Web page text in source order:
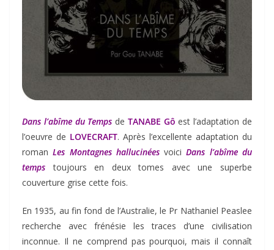
Dans l’abîme du Temps de TANABE Gô est l’adaptation de
l’oeuvre de LOVECRAFT. Après l’excellente adaptation du
romanLes Montagnes hallucinéesvoiciDans l’abîme du
temps toujours en deux tomes avec une superbe
couverture grise cette fois.
En 1935, au fin fond de l’Australie, le Pr Nathaniel Peaslee
recherche avec frénésie les traces d’une civilisation
inconnue. Il ne comprend pas pourquoi, mais il connaît